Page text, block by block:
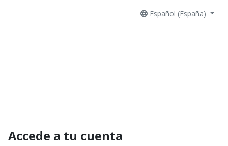
Español (España)
Accede a tu cuenta